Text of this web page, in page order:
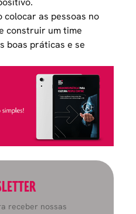
colocar as pessoas no
construir um time
boas práticas e se
receber nossas